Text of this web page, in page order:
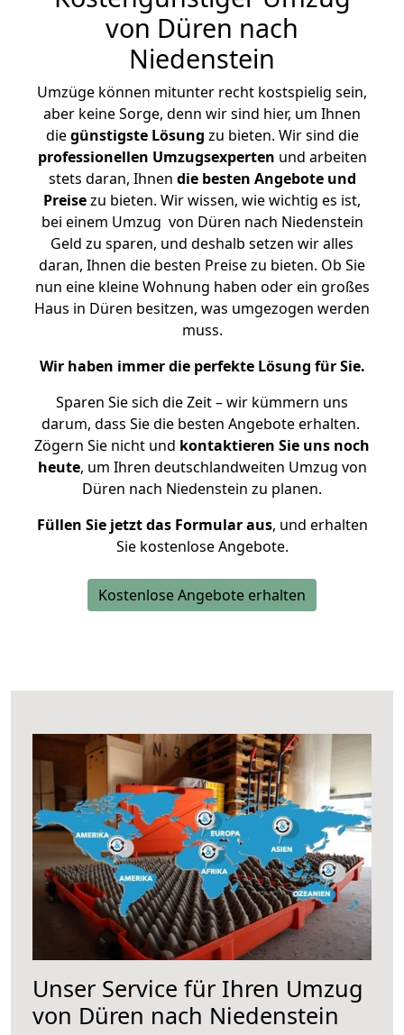
von Düren nach
Niedenstein
Umzüge können mitunter recht kostspielig sein,
aber keine Sorge, denn wir sind hier, um Ihnen
diegünstigste Lösung zu bieten. Wir sind die
professionellen Umzugsexperten und arbeiten
stets daran, Ihnen die besten Angebote und
Preisezu bieten. Wir wissen, wie wichtig es ist,
bei einem Umzug von Düren nach Niedenstein
Geld zu sparen, und deshalb setzen wir alles
daran, Ihnen die besten Preise zu bieten. Ob Sie
nun eine kleine Wohnung haben oder ein großes
Haus in Düren besitzen, was umgezogen werden
muss.
Wir haben immer die perfekte Lösung für Sie.
Sparen Sie sich die Zeit – wir kümmern uns
darum, dass Sie die besten Angebote erhalten.
Zögern Sie nicht und kontaktieren Sie uns noch
heute, um Ihren deutschlandweiten Umzug von
Düren nach Niedenstein zu planen.
Füllen Sie jetzt das Formular aus, und erhalten
Sie kostenlose Angebote.
Kostenlose Angebote erhalten
Unser Service für Ihren Umzug
von Düren nach Niedenstein